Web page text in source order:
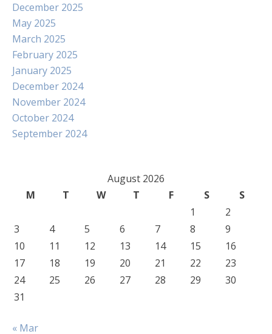
December 2025
May 2025
March 2025
February 2025
January 2025
December 2024
November 2024
October 2024
September 2024
August 2026
M
T W T F S
S
1
2
3
4 5 6 7 8
9
10
11 12 13 14 15
16
17
18 19 20 21 22
23
24
25 26 27 28 29
30
31
« Mar